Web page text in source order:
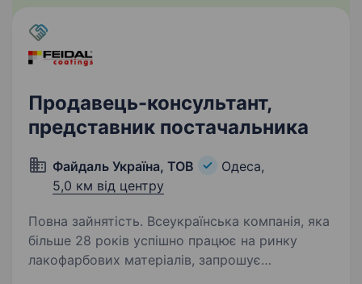
Продавець-консультант,
представник постачальника
Файдаль Україна, ТОВ
Одеса,
5,0 км від центру
Повна зайнятість. Всеукраїнська компанія, яка
більше 28 років успішно працює на ринку
лакофарбових матеріалів, запрошує